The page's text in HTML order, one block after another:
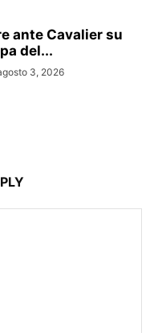
ante Cavalier su
del...
3, 2026